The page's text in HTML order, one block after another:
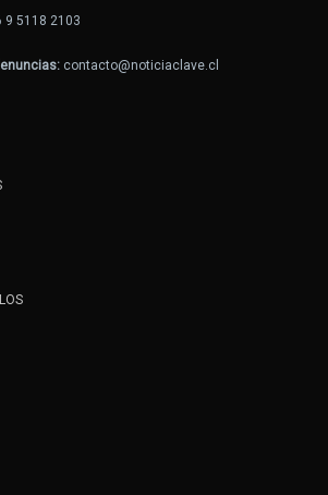
9 5118 2103
contacto@noticiaclave.cl